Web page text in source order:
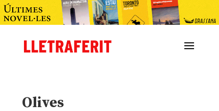
Olives